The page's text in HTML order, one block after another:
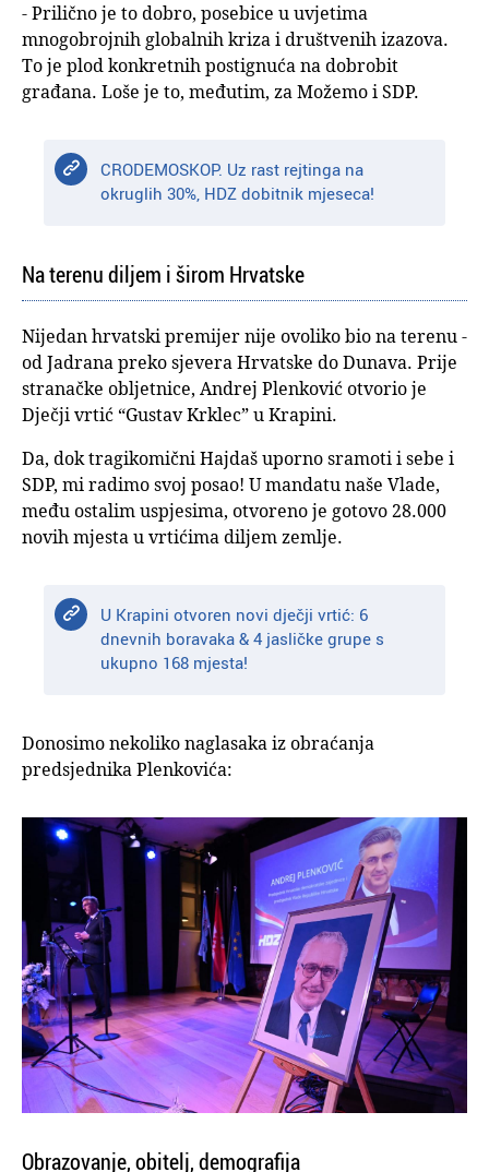
- Prilično je to dobro, posebice u uvjetima
mnogobrojnih globalnih kriza i društvenih izazova.
To je plod konkretnih postignuća na dobrobit
građana. Loše je to, međutim, za Možemo i SDP.
CRODEMOSKOP. Uz rast rejtinga na
okruglih 30%, HDZ dobitnik mjeseca!
Na terenu diljem i širom Hrvatske
Nijedan hrvatski premijer nije ovoliko bio na terenu -
od Jadrana preko sjevera Hrvatske do Dunava. Prije
stranačke obljetnice, Andrej Plenković otvorio je
Dječji vrtić “Gustav Krklec” u Krapini.
Da, dok tragikomični Hajdaš uporno sramoti i sebe i
SDP, mi radimo svoj posao! U mandatu naše Vlade,
među ostalim uspjesima, otvoreno je gotovo 28.000
novih mjesta u vrtićima diljem zemlje.
U Krapini otvoren novi dječji vrtić: 6
dnevnih boravaka & 4 jasličke grupe s
ukupno 168 mjesta!
Donosimo nekoliko naglasaka iz obraćanja
predsjednika Plenkovića:
Obrazovanje, obitelj, demografija